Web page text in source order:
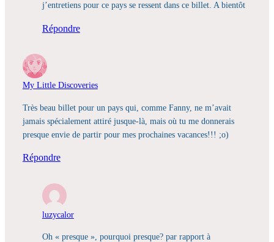
j’entretiens pour ce pays se ressent dans ce billet. A bientôt
Répondre
My Little Discoveries
Très beau billet pour un pays qui, comme Fanny, ne m’avait
jamais spécialement attiré jusque-là, mais où tu me donnerais
presque envie de partir pour mes prochaines vacances!!! ;o)
Répondre
luzycalor
Oh « presque », pourquoi presque? par rapport à